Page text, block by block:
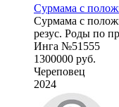
Сурмама с
Сурмама с
резус. Роды по
Инга №51555
1300000 руб.
Череповец
2024